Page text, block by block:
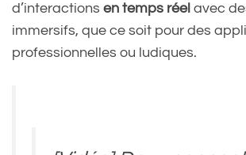
d’interactions en temps réel avec
immersifs, que ce soit pour des
professionnelles ou ludiques.